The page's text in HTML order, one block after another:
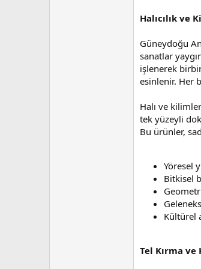
Halıcılık ve
Güneydoğu
sanatlar
işlenerek
esinlenir. Her
Halı ve
tek yüzeyli
Bu ürünler,
Yöresel
Bitkisel
Kültürel
Tel Kırma